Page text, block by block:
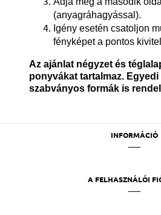
(anyagráhagyással).
Igény esetén csatoljon
fényképet a pontos
Az ajánlat négyzet és
ponyvákat tartalmaz.
szabványos formák is
INFORMÁCIÓ
A FELHASZNÁLÓI